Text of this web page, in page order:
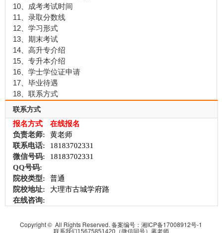
10、成考考试时间
11、录取分数线
12、学习形式
13、期末考试
14、高升专介绍
15、专升本介绍
16、学士学位证申请
17、毕业待遇
18、联系方式
联系方式
报名方式
在线报名
负责老师:
黄老师
联系电话:
18183702331
微信号码:
18183702331
QQ号码:
院校类型:
普通
院校地址:
大理市古城学府路
在线咨询:
Copyright © All Rights Reserved. 备案编号： 湘ICP备17008912号-1
联系我们15675851420（微信同号）蒋老师